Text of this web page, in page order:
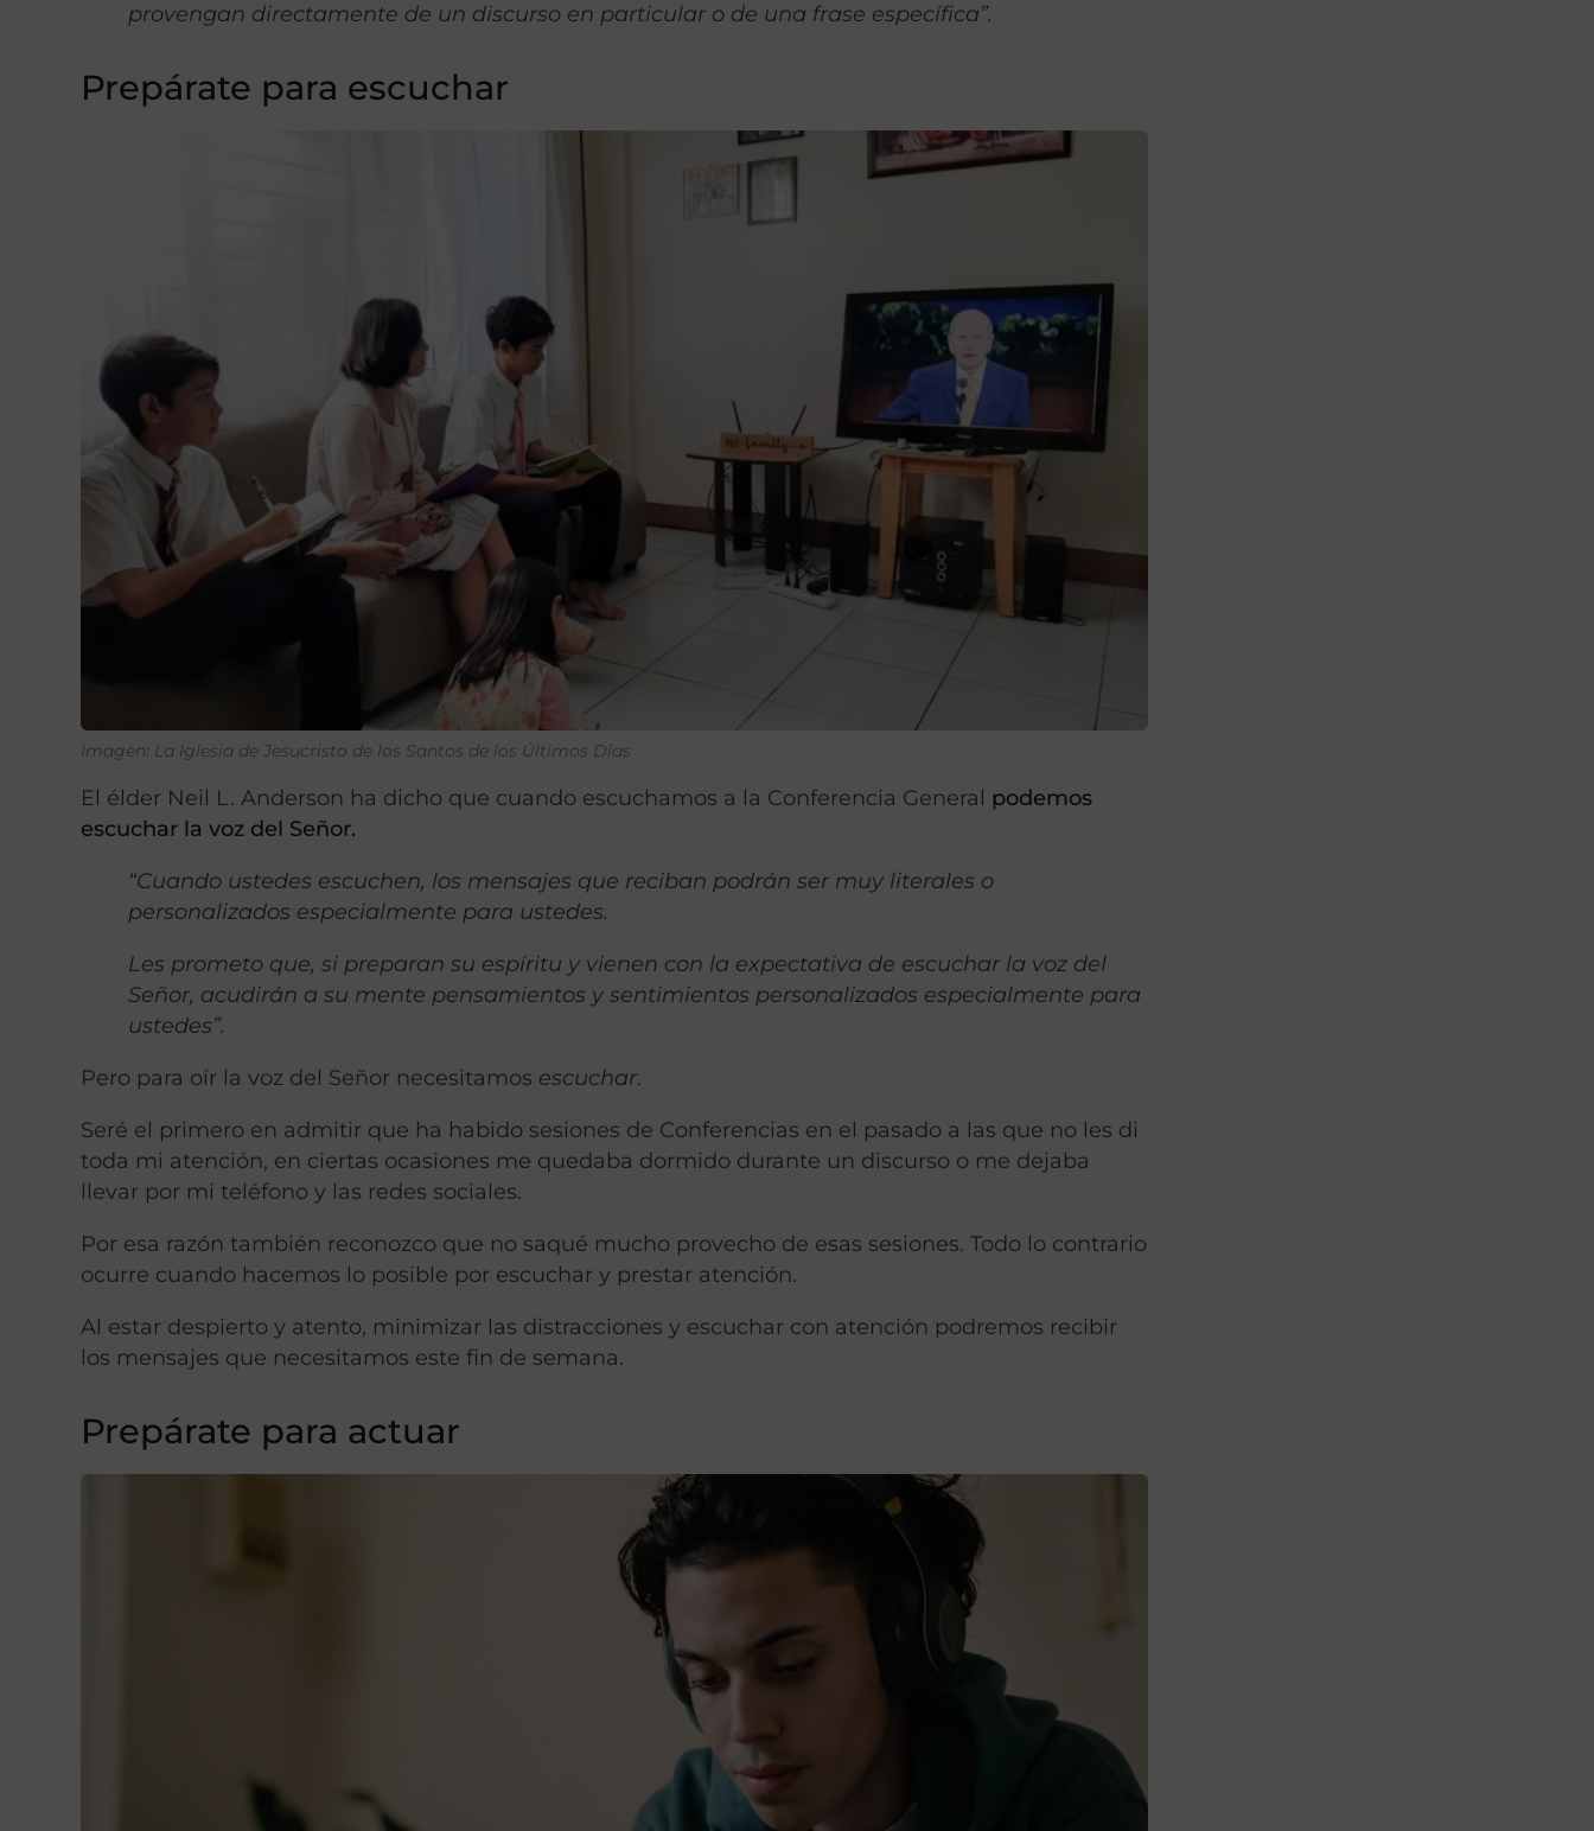
provengan directamente de un discurso en particular o de una frase específica”.
Prepárate para escuchar
Imagen: La Iglesia de Jesucristo de los Santos de los Últimos Días
El élder Neil L. Anderson ha dicho que cuando escuchamos a la Conferencia General podemos
escuchar la voz del Señor.
“Cuando ustedes escuchen, los mensajes que reciban podrán ser muy literales o
personalizados especialmente para ustedes.
Les prometo que, si preparan su espíritu y vienen con la expectativa de escuchar la voz del
Señor, acudirán a su mente pensamientos y sentimientos personalizados especialmente para
ustedes”.
Pero para oír la voz del Señor necesitamos escuchar.
Seré el primero en admitir que ha habido sesiones de Conferencias en el pasado a las que no les di
toda mi atención, en ciertas ocasiones me quedaba dormido durante un discurso o me dejaba
llevar por mi teléfono y las redes sociales.
Por esa razón también reconozco que no saqué mucho provecho de esas sesiones. Todo lo contrario
ocurre cuando hacemos lo posible por escuchar y prestar atención.
Al estar despierto y atento, minimizar las distracciones y escuchar con atención podremos recibir
los mensajes que necesitamos este fin de semana.
Prepárate para actuar